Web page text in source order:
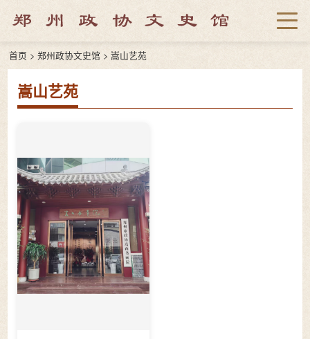
首页 >郑州政协文史馆 >嵩山艺苑
嵩山艺苑